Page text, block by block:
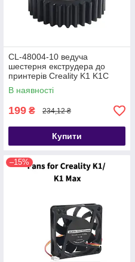
CL-48004-10 ведуча
шестерня екструдера до
принтерів Creality K1 K1C
K1Max
В наявності
199 ₴ 234,12 ₴
Купити
–15%